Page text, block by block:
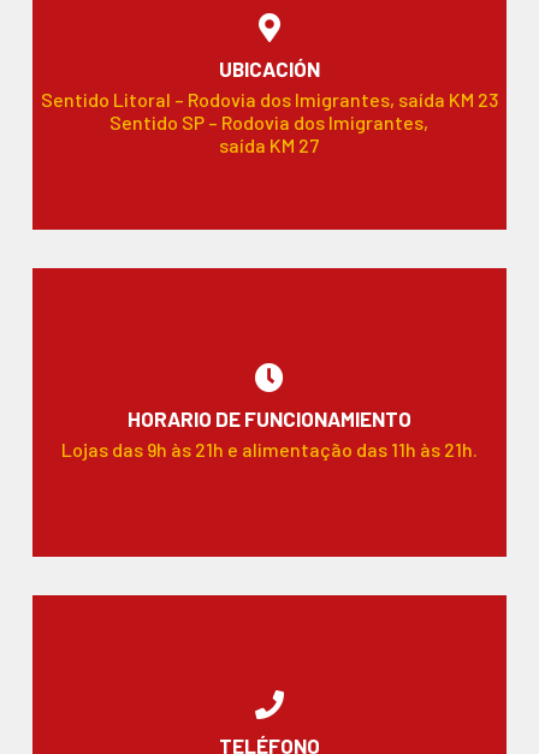
UBICACIÓN
Sentido Litoral – Rodovia dos Imigrantes, saída KM 23
Sentido SP – Rodovia dos Imigrantes,
saída KM 27
HORARIO DE FUNCIONAMIENTO
Lojas das 9h às 21h e alimentação das 11h às 21h.
TELÉFONO